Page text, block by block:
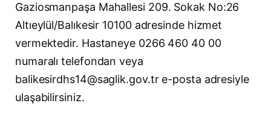
Gaziosmanpaşa Mahallesi 209. Sokak No:26
Altıeylül/Balıkesir 10100 adresinde hizmet
vermektedir. Hastaneye 0266 460 40 00
numaralı telefondan veya
balikesirdhs14@saglik.gov.tre-posta adresiyle
ulaşabilirsiniz.